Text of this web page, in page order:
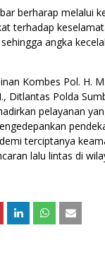
berharap melalui
terhadap
angka
Kombes Pol. H.
Ditlantas Polda
pelayanan
terciptanya
lalu lintas di